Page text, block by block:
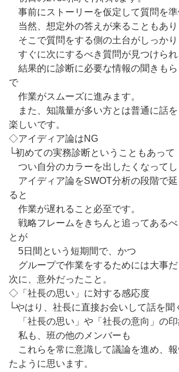
事前にストーリーを仮定して質問を
当然、想定外の答えが来ることもあり
そこで質問をする側の土台がしっかり
すぐに次にするべき質問が見つけられ
結果的に診断に必要な情報の聞きも
で
作業がスムーズに進みます。
また、知識量が多い方とは普通に話を
楽しいです。
◇アイディア論はNG
└初めての実務診断ということもあって
つい自分のカラーを出したくなって
アイディア論をSWOT分析の段階で
ると
作業が遅れること必至です。
戦略フレームをきちんと追ってあるべ
とが
5日間という短期間で、かつ
グループで作業をするためには大事だ
次に、意外だったこと。
◇「社長の思い」に対する感応度
└やはり、社長に直接お会いして話を聞
「社長の思い」や「社長の意向」の印
私も、班の他のメンバーも
これらを常に意識して議論を進め、
たように思います。